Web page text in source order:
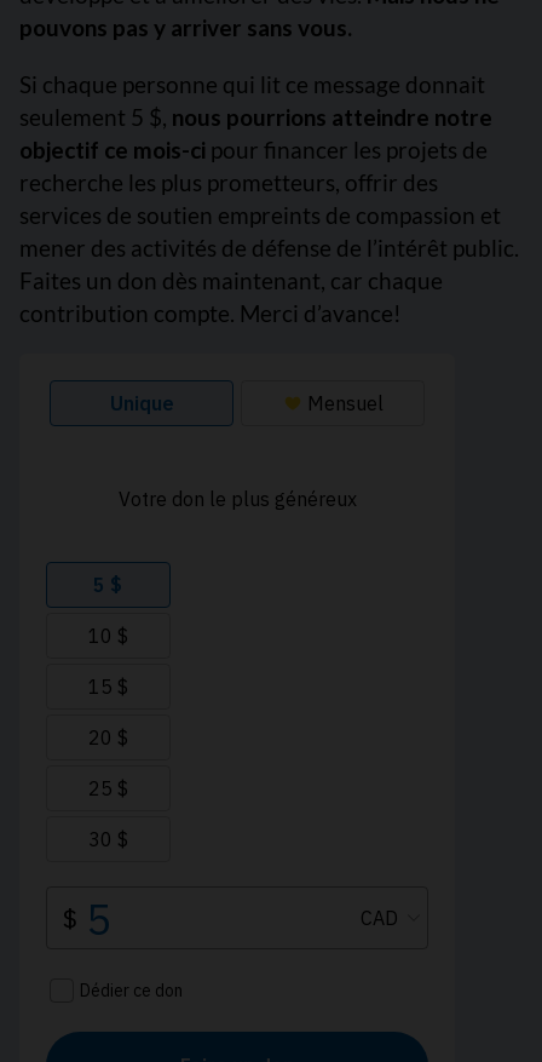
pouvons pas y arriver sans vous.
Si chaque personne qui lit ce message donnait
seulement 5 $, nous pourrions atteindre notre
objectif ce mois-ci pour financer les projets de
recherche les plus prometteurs, offrir des
services de soutien empreints de compassion et
mener des activités de défense de l’intérêt public.
Faites un don dès maintenant, car chaque
contribution compte. Merci d’avance!